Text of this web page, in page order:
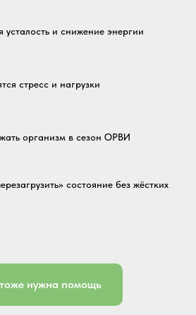
усталость и снижение энергии
стресс и нагрузки
организм в сезон ОРВИ
состояние без жёстких
нужна помощь